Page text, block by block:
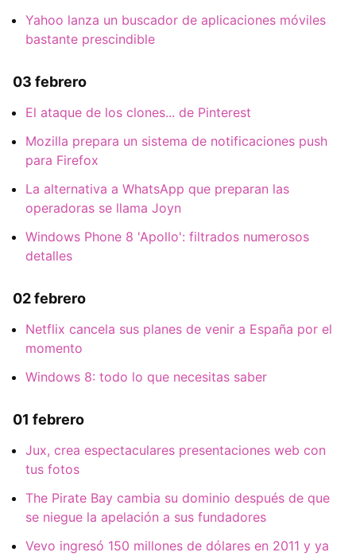
Yahoo lanza un buscador de aplicaciones móviles
bastante prescindible
03 febrero
El ataque de los clones... de Pinterest
Mozilla prepara un sistema de notificaciones push
para Firefox
La alternativa a WhatsApp que preparan las
operadoras se llama Joyn
Windows Phone 8 'Apollo': filtrados numerosos
detalles
02 febrero
Netflix cancela sus planes de venir a España por el
momento
Windows 8: todo lo que necesitas saber
01 febrero
Jux, crea espectaculares presentaciones web con
tus fotos
The Pirate Bay cambia su dominio después de que
se niegue la apelación a sus fundadores
Vevo ingresó 150 millones de dólares en 2011 y ya